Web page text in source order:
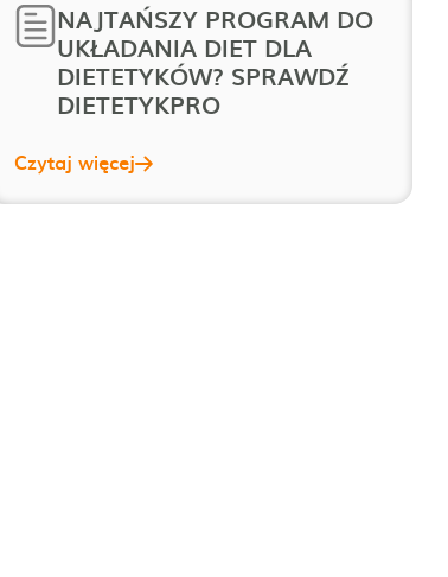
NAJTAŃSZY PROGRAM DO
UKŁADANIA DIET DLA
DIETETYKÓW? SPRAWDŹ
DIETETYKPRO
Czytaj więcej